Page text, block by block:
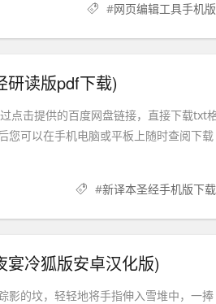
#网页编辑工具手机版
研读版pdf下载)
点击提供的百度网盘链接，直接下载txt
您可以在手机电脑或平板上随时查阅下载
#新译本圣经手机版下载
冷狐版安卓汉化版)
影的坟，轻轻地将手指伸入雪堆中，一捧